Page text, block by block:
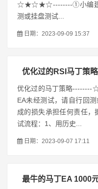
☆★☆★☆--------①小编建
测或挂盘测试...
日期：2023-09-09 15:37
优化过的RSI马丁策
优化过的马丁策略
EA未经测试，请自行回
成的损失承担任何责任
试流程：1、用历史...
日期：2023-09-07 17:11
最牛的马丁EA 1000